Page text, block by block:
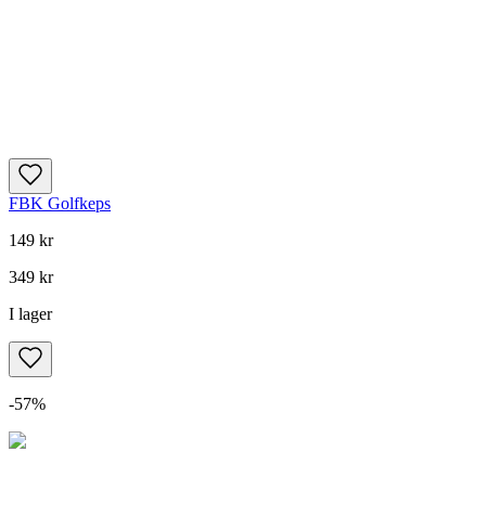
FBK Golfkeps
149 kr
349 kr
I lager
-57%